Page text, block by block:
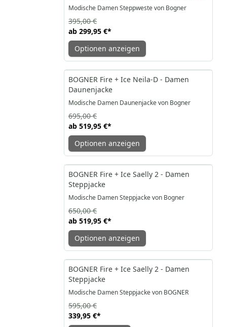
Modische Damen Steppweste von Bogner
ab 299,95 €*
395,00 €
Optionen anzeigen
-25%
BOGNER Fire + Ice Neila-D - Damen
Daunenjacke
Modische Damen Daunenjacke von Bogner
ab 519,95 €*
695,00 €
Optionen anzeigen
-20%
BOGNER Fire + Ice Saelly 2 - Damen
Steppjacke
Modische Damen Steppjacke von Bogner
ab 519,95 €*
650,00 €
Optionen anzeigen
-43%
BOGNER Fire + Ice Saelly 2 - Damen
Steppjacke
Modische Damen Steppjacke von BOGNER
339,95 €*
595,00 €